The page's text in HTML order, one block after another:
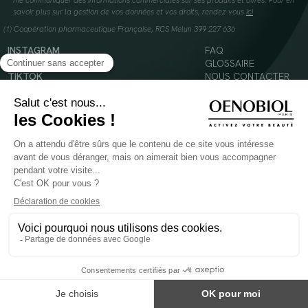
savoir plus sur la gestion de vos données et vos droits, rendez-vous ici
(1) Coopération pharmaceutique Française, RCS Melun 399 227 636
INSTAGRAM
FACEBOOK
TIKTOK
FAQ
GLOSSAIRE
NOUS CONTACTER
© 2024 Oenobiol Paris
Mentions légales
Conditions Générales d’Utilisation
Politique en matière de cookies
POUR VOTRE SANTÉ, MANGEZ AU MOINS CINQ FRUITS ET LÉGUMES PAR JOUR -
ne pas être utilisés comme substituts d'un régimes alimentaire varié et équilibré.
Réservé à l'adulte. Consulter attentivement l'étiquetage des produits avant l'utilisation.